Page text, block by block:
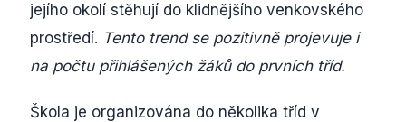
jejího okolí stěhují do klidnějšího venkovského
prostředí. Tento trend se pozitivně projevuje i
na počtu přihlášených žáků do prvních tříd.
Škola je organizována do několika tříd v